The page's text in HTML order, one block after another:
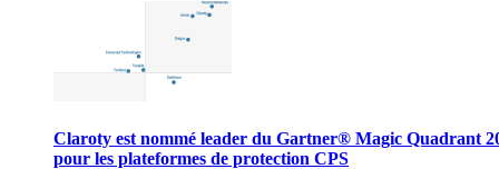
Claroty est nommé leader du Gartner® Magic Quadrant
pour les plateformes de protection CPS